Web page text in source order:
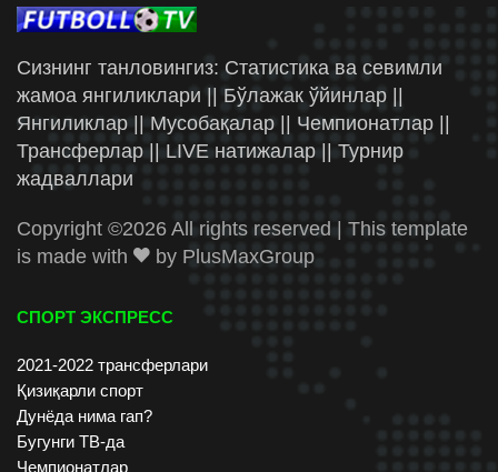
Сизнинг танловингиз: Статистика ва севимли
жамоа янгиликлари || Бўлажак ўйинлар ||
Янгиликлар || Мусобақалар || Чемпионатлар ||
Трансферлар || LIVE натижалар || Турнир
жадваллари
Copyright ©2026 All rights reserved | This template
is made with
by PlusMaxGroup
СПОРТ ЭКСПРЕСС
2021-2022 трансферлари
Қизиқарли спорт
Дунёда нима гап?
Бугунги ТВ-да
Чемпионатлар